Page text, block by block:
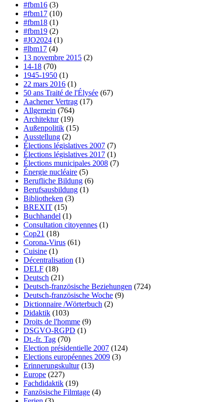
#fbm16 (3)
#fbm17 (10)
#fbm18 (1)
#fbm19 (2)
#JO2024 (1)
#lbm17 (4)
13 novembre 2015 (2)
14-18 (70)
1945-1950 (1)
22 mars 2016 (1)
50 ans Traité de l'Élysée (67)
Aachener Vertrag (17)
Allgemein (764)
Architektur(19)
Außenpolitik (15)
Ausstellung (2)
Élections législatives 2007 (7)
Élections législatives 2017 (1)
Élections municipales 2008 (7)
Énergie nucléaire (5)
Berufliche Bildung (6)
Berufsausbildung (1)
Bibliotheken (3)
BREXIT (15)
Buchhandel (1)
Consultation citoyennes (1)
Cop21 (18)
Corona-Virus (61)
Cuisine (1)
Décentralisation (1)
DELF (18)
Deutsch (21)
Deutsch-französische Beziehungen (724)
Deutsch-französische Woche (9)
Dictionnaire /Wörterbuch (2)
Didaktik (103)
Droits de l'homme (9)
DSGVO-RGPD (1)
Dt.-fr. Tag (70)
Election présidentielle 2007 (124)
Elections européennes 2009 (3)
Erinnerungskultur(13)
Europe (227)
Fachdidaktik (19)
Fanzösische Filmtage (4)